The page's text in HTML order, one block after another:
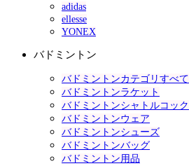
adidas
ellesse
YONEX
バドミントン
バドミントンカテゴリすべて
バドミントンラケット
バドミントンシャトルコック
バドミントンウェア
バドミントンシューズ
バドミントンバッグ
バドミントン用品